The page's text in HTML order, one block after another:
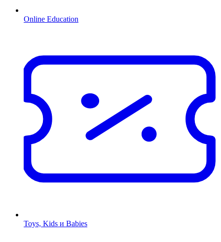
Online Education
Toys, Kids и Babies